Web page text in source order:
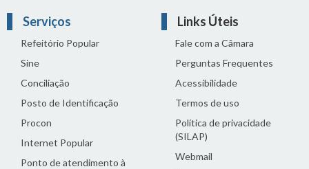
Serviços
Refeitório Popular
Sine
Conciliação
Posto de Identificação
Procon
Internet Popular
Ponto de atendimento à
Links Úteis
Fale com a Câmara
Perguntas Frequentes
Acessibilidade
Termos de uso
Política de privacidade
(SILAP)
Webmail